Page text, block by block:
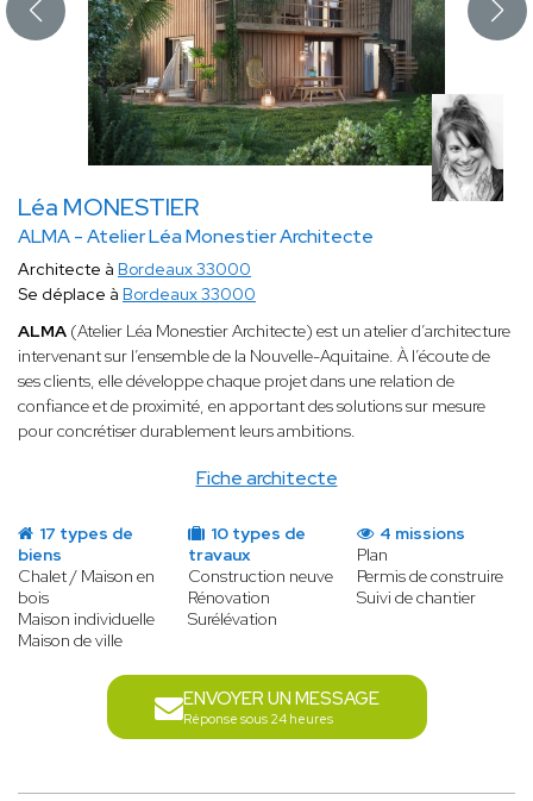
Léa MONESTIER
ALMA - Atelier Léa Monestier Architecte
Fiche architecte
Architecte à Bordeaux 33000
Se déplace à Bordeaux 33000
ALMA (Atelier Léa Monestier Architecte) est un atelier d’architecture
intervenant sur l’ensemble de la Nouvelle-Aquitaine. À l’écoute de
ses clients, elle développe chaque projet dans une relation de
confiance et de proximité, en apportant des solutions sur mesure
pour concrétiser durablement leurs ambitions.
17 types de
biens
Chalet / Maison en
bois
Maison individuelle
Maison de ville
10 types de
travaux
Construction neuve
Rénovation
Surélévation
4 missions
Plan
Permis de construire
Suivi de chantier
ENVOYER UN MESSAGE
Réponse sous 24 heures